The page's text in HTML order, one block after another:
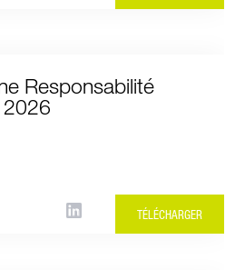
Responsabilité
2026
TÉLÉCHARGER